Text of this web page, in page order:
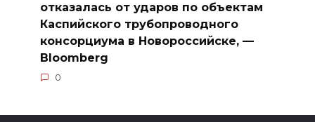
отказалась от ударов по объектам
Каспийского трубопроводного
консорциума в Новороссийске, —
Bloomberg
0